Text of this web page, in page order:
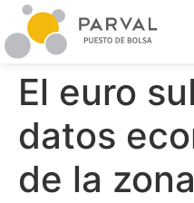
El euro
datos
de la